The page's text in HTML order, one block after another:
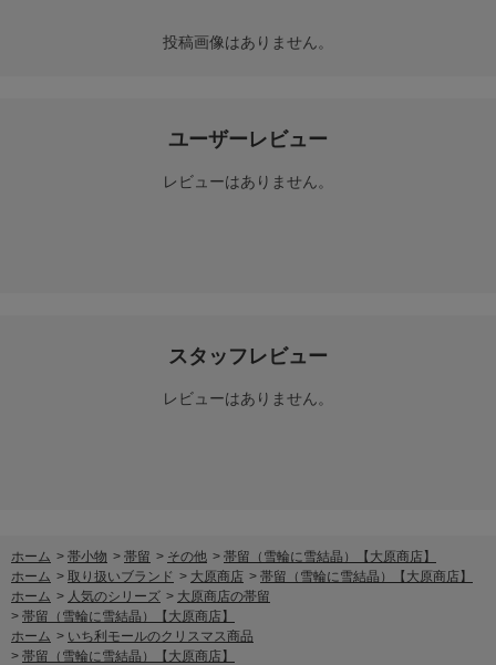
投稿画像はありません。
ユーザーレビュー
レビューはありません。
スタッフレビュー
レビューはありません。
ホーム > 帯小物 > 帯留 > その他 > 帯留（雪輪に雪結晶）【大原商店】
ホーム > 取り扱いブランド > 大原商店 > 帯留（雪輪に雪結晶）【大原商店】
ホーム > 人気のシリーズ > 大原商店の帯留
> 帯留（雪輪に雪結晶）【大原商店】
ホーム > いち利モールのクリスマス商品
> 帯留（雪輪に雪結晶）【大原商店】